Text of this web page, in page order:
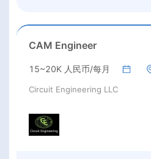
CAM Engineer
15~20K 人民币/每月
Circuit Engineering LLC